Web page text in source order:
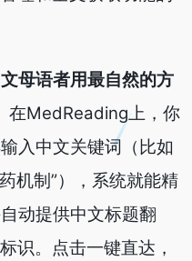
母语者用最自然的方
在MedReading上，你
入中文关键词（比如
机制”），系统就能精
动提供中文标题翻
识。点击一键直达，